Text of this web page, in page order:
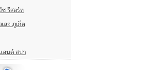
ช รีสอร์ท
ลจ ภูเก็ต
อนด์ สปา